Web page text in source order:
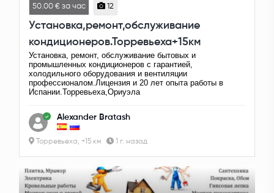
50.00 € за час 12
Установка,ремонт,обслуживание
кондиционеров.Торревьеха+15км
Установка, ремонт, обслуживание бытовых и
промышленных кондиционеров с гарантией,
холодильного оборудования и вентиляции
профессионалом.Лицензия и 20 лет опыта работы в
Испании.Торревьеха,Ориуэла
Alexander Bratash
Торревьеха, +15 км 1 г. назад